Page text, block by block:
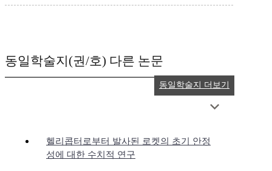
동일학술지(권/호) 다른 논문
헬리콥터로부터 발사된 로켓의 초기 안정
성에 대한 수치적 연구
동일학술지 더보기